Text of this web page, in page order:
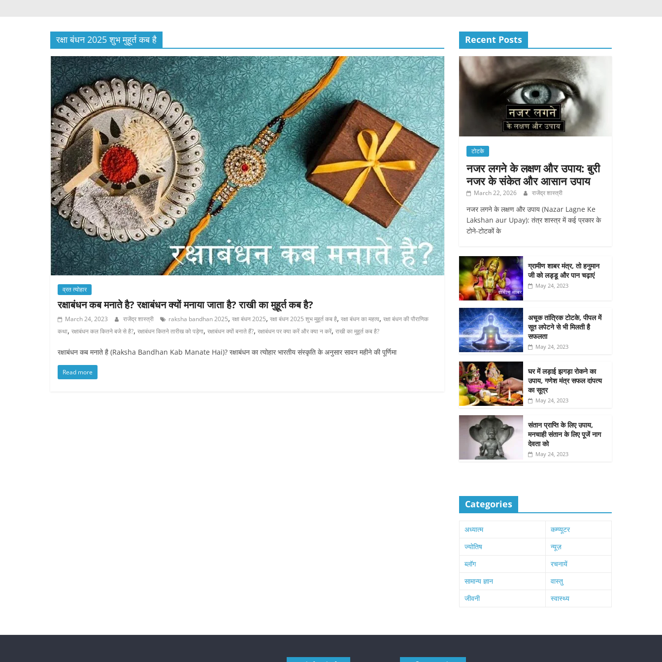
रक्षा बंधन 2025 शुभ मुहूर्त कब है
व्रत त्योहार
रक्षाबंधन कब मनाते है? रक्षाबंधन क्यों मनाया जाता है? राखी का मुहूर्त कब है?
March 24, 2023 राजेंद्र शास्त्री raksha bandhan 2025, रक्षा बंधन 2025, रक्षा बंधन 2025 शुभ मुहूर्त कब है, रक्षा बंधन का महत्व, रक्षा बंधन की पौराणिक
कथा, रक्षाबंधन कल कितने बजे से है?, रक्षाबंधन कितने तारीख को पड़ेगा, रक्षाबंधन क्यों बनाते हैं?, रक्षाबंधन पर क्या करें और क्या न करें, राखी का मुहूर्त कब है?
रक्षाबंधन कब मनाते है (Raksha Bandhan Kab Manate Hai)? रक्षाबंधन का त्योहार भारतीय संस्कृति के अनुसार सावन महीने की पूर्णिमा
Read more
Recent Posts
टोटके
नजर लगने के लक्षण और उपाय: बुरी
नजर के संकेत और आसान उपाय
March 22, 2026 राजेंद्र शास्त्री
नजर लगने के लक्षण और उपाय (Nazar Lagne Ke
Lakshan aur Upay): तंत्र शास्त्र में कई प्रकार के
टोने-टोटकों के
ग्रामीण शाबर मंत्र, तो हनुमान
जी को लड्डू और पान चढ़ाएं
May 24, 2023
अचूक तांत्रिक टोटके, पीपल में
सूत लपेटने से भी मिलती है
सफलता
May 24, 2023
घर में लड़ाई झगड़ा रोकने का
उपाय, गणेश मंत्र सफल दांपत्य
का सूत्र
May 24, 2023
संतान प्राप्ति के लिए उपाय,
मनचाही संतान के लिए पूजें नाग
देवता को
May 24, 2023
Categories
अध्यात्म
कम्प्यूटर
ज्योतिष
न्यूज़
ब्लॉग
रचनायें
सामान्य ज्ञान
वास्तु
जीवनी
स्वास्थ्य